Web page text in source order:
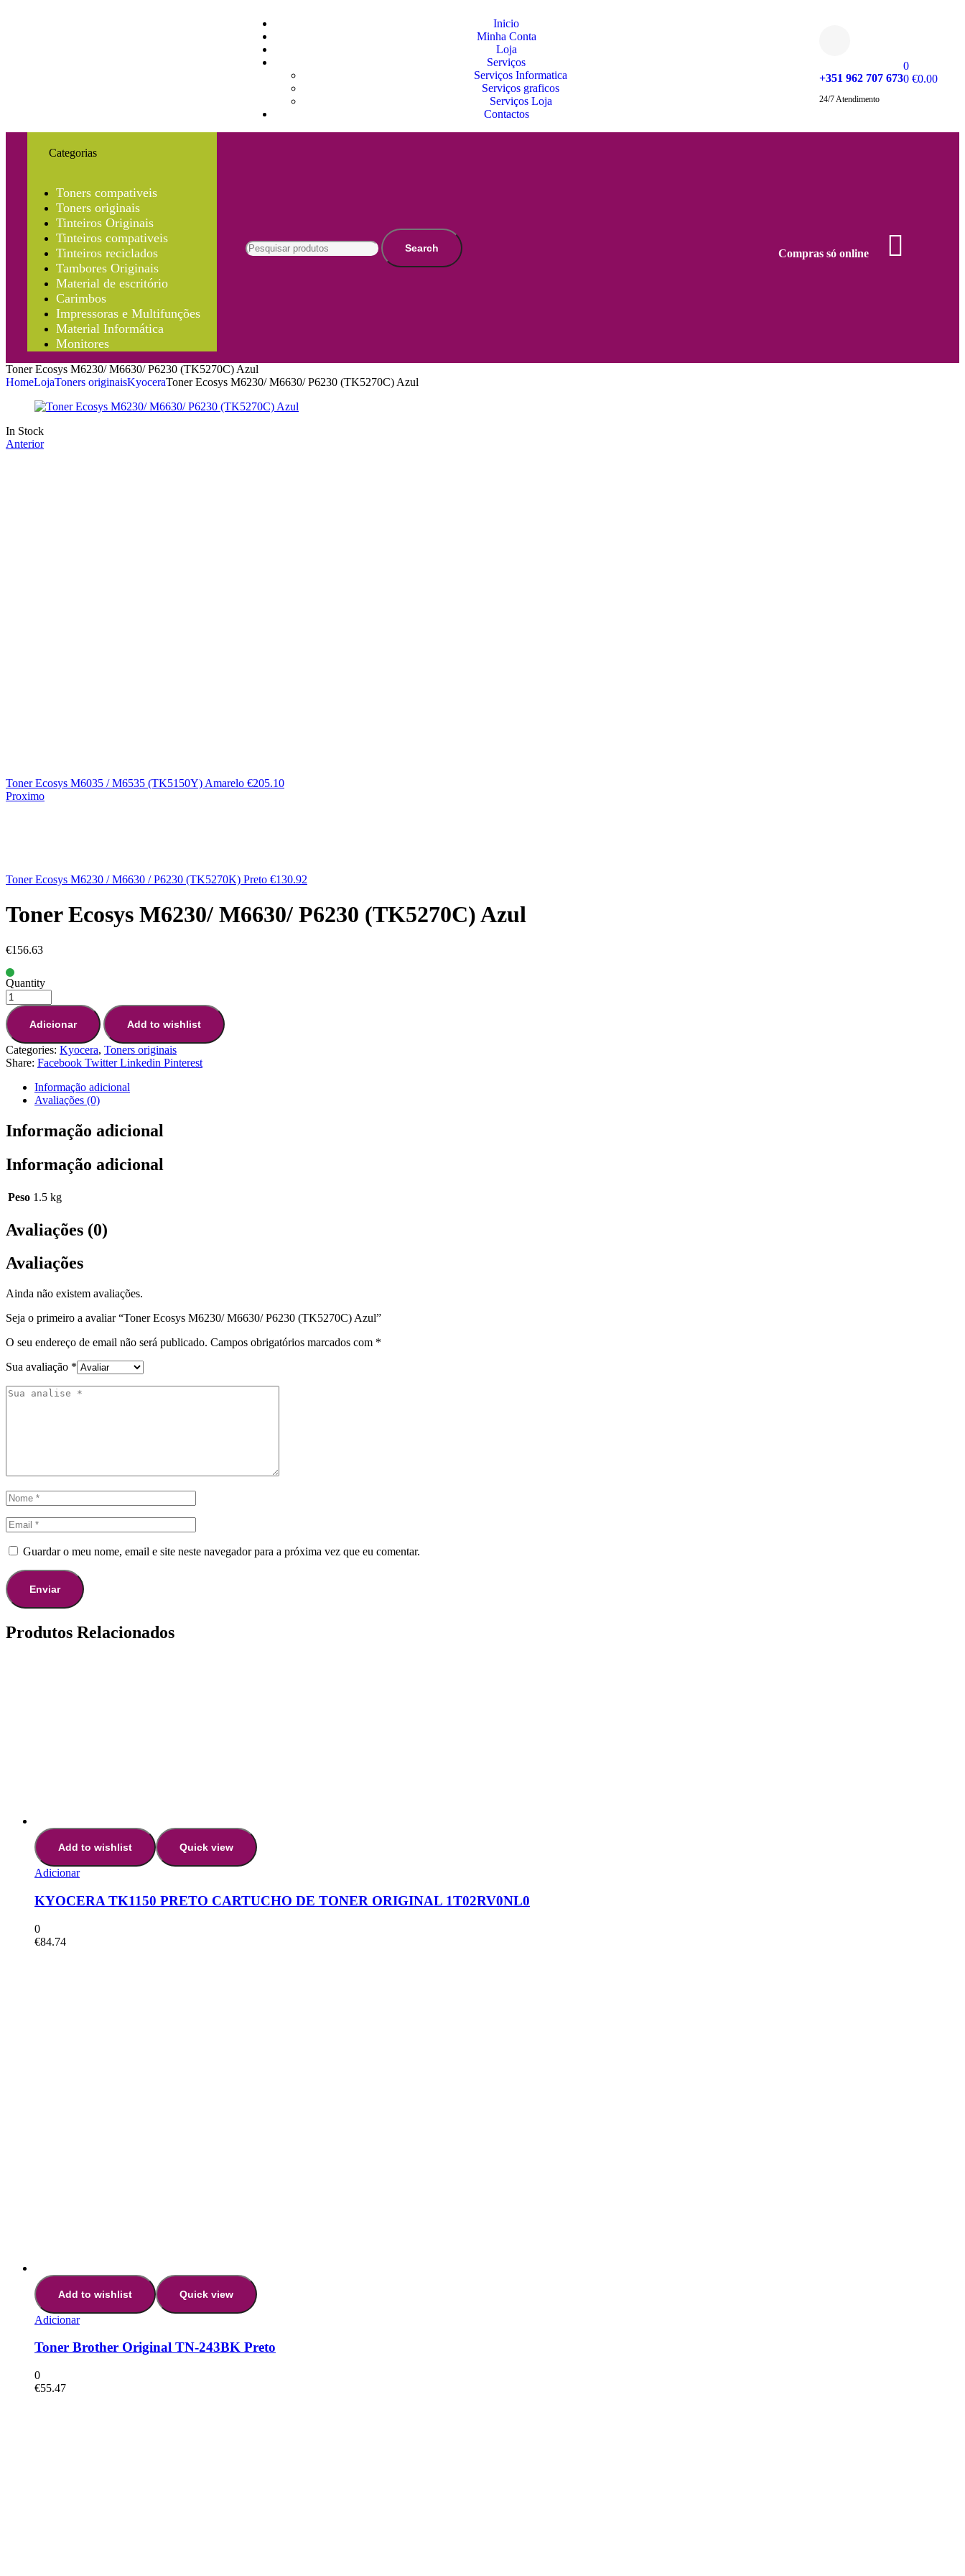
Inicio
Minha Conta
Loja
Serviços
Serviços Informatica
Serviços graficos
Serviços Loja
Contactos
+351 962 707 673
24/7 Atendimento
0
0 €0.00
Categorias
Toners compativeis
Toners originais
Tinteiros Originais
Tinteiros compativeis
Tinteiros reciclados
Tambores Originais
Material de escritório
Carimbos
Impressoras e Multifunções
Material Informática
Monitores
Search Compras só online
Toner Ecosys M6230/ M6630/ P6230 (TK5270C) Azul
HomeLojaToners originaisKyoceraToner Ecosys M6230/ M6630/ P6230 (TK5270C) Azul
In Stock
Anterior
Toner Ecosys M6035 / M6535 (TK5150Y) Amarelo €205.10
Proximo
Toner Ecosys M6230 / M6630 / P6230 (TK5270K) Preto €130.92
Toner Ecosys M6230/ M6630/ P6230 (TK5270C) Azul
€156.63
Quantity
Adicionar Add to wishlist
Categories: Kyocera, Toners originais
Share: Facebook Twitter Linkedin Pinterest
Informação adicional
Avaliações (0)
Informação adicional
Informação adicional
Peso 1.5 kg
Avaliações (0)
Avaliações
Ainda não existem avaliações.
Seja o primeiro a avaliar “Toner Ecosys M6230/ M6630/ P6230 (TK5270C) Azul”
O seu endereço de email não será publicado. Campos obrigatórios marcados com *
Sua avaliação *
Guardar o meu nome, email e site neste navegador para a próxima vez que eu comentar.
Produtos Relacionados
Add to wishlist Quick view
Adicionar
KYOCERA TK1150 PRETO CARTUCHO DE TONER ORIGINAL 1T02RV0NL0
0
€84.74
Add to wishlist Quick view
Adicionar
Toner Brother Original TN-243BK Preto
0
€55.47